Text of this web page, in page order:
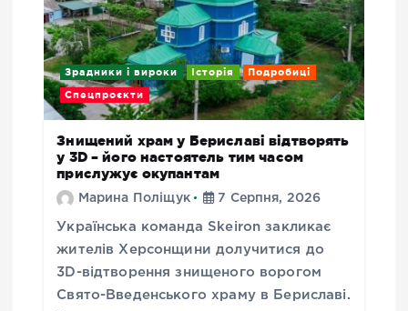
Зрадники і вироки Історія Подробиці
Спецпроєкти
Знищений храм у Бериславі відтворять
у 3D – його настоятель тим часом
прислужує окупантам
Марина Поліщук 7 Серпня, 2026
Українська команда Skeiron закликає
жителів Херсонщини долучитися до
3D-відтворення знищеного ворогом
Свято-Введенського храму в Бериславі.